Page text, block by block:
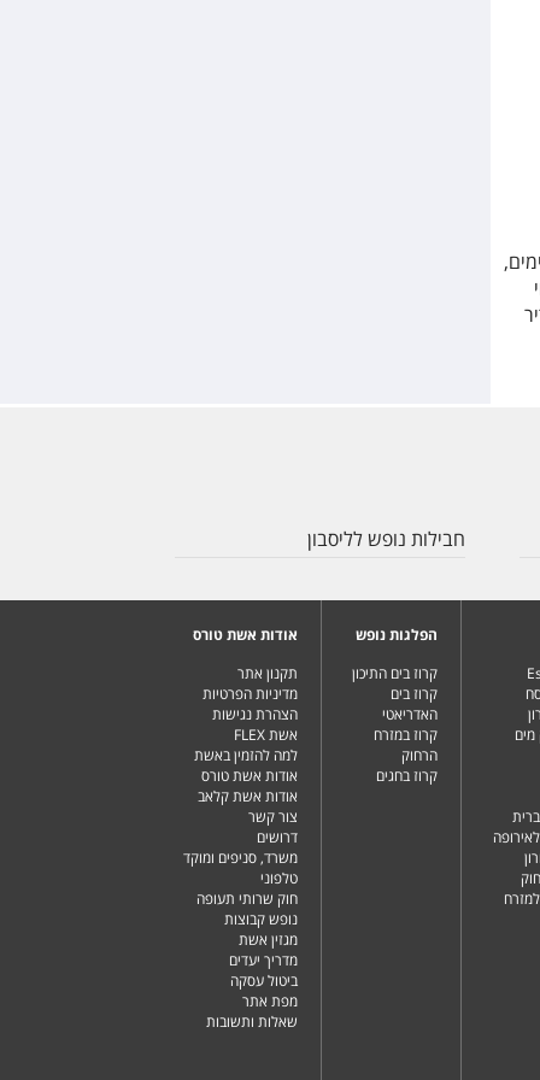
חבילות נופש לליסבון
הפלגות נופש
קרוז בים התיכון
קרוז בים
האדריאטי
קרוז במזרח
הרחוק
קרוז בחגים
אודות אשת טורס
תקנון אתר
מדיניות הפרטיות
הצהרת נגישות
אשת FLEX
למה להזמין באשת
אודות אשת טורס
אודות אשת קלאב
צור קשר
דרושים
משרד, סניפים ומוקד
טלפוני
חוק שרותי תעופה
נופש קבוצות
מגזין אשת
מדריך יעדים
ביטול עסקה
מפת אתר
שאלות ותשובות